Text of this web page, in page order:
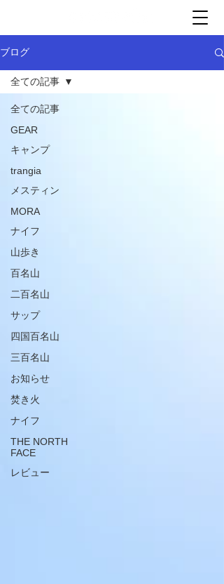
ブログ
全ての記事
GEAR
キャンプ
trangia
メスティン
MORA
ナイフ
山歩き
百名山
二百名山
サップ
四国百名山
三百名山
お知らせ
焚き火
ナイフ
THE NORTH
FACE
レビュー
全ての記事